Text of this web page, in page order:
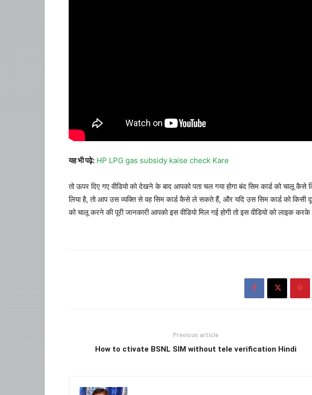
यह भी पढ़े: HP LPG gas subsidy kaise check Kare
तो ऊपर दिए गए वीडियो को देखने के बाद आपको पता चल गया होगा बंद सिम कार्ड को चालू
लिया है, तो आप उस व्यक्ति से वह सिम कार्ड कैसे ले सकते हैं, और यदि उस सिम कार्ड को
को चालू करने की पूरी जानकारी आपको इस वीडियो मिल गई होगी तो इस वीडियो को लाइक
Previous article
How to ctivate BSNL SIM without tele verification Hindi